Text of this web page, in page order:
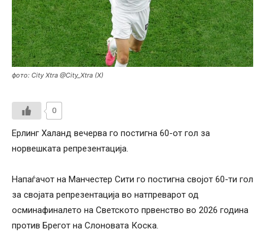
фото: City Xtra @City_Xtra (X)
0
Ерлинг Халанд вечерва го постигна 60-от гол за
норвешката репрезентација.
Напаѓачот на Манчестер Сити го постигна својот 60-ти гол
за својата репрезентација во натпреварот од
осминафиналето на Светското првенство во 2026 година
против Брегот на Слоновата Коска.